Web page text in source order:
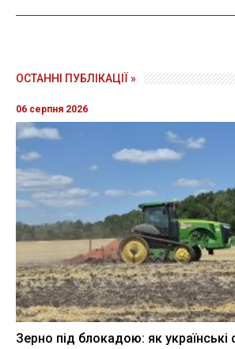
ОСТАННІ ПУБЛІКАЦІЇ »
06 серпня 2026
Зерно під блокадою: як